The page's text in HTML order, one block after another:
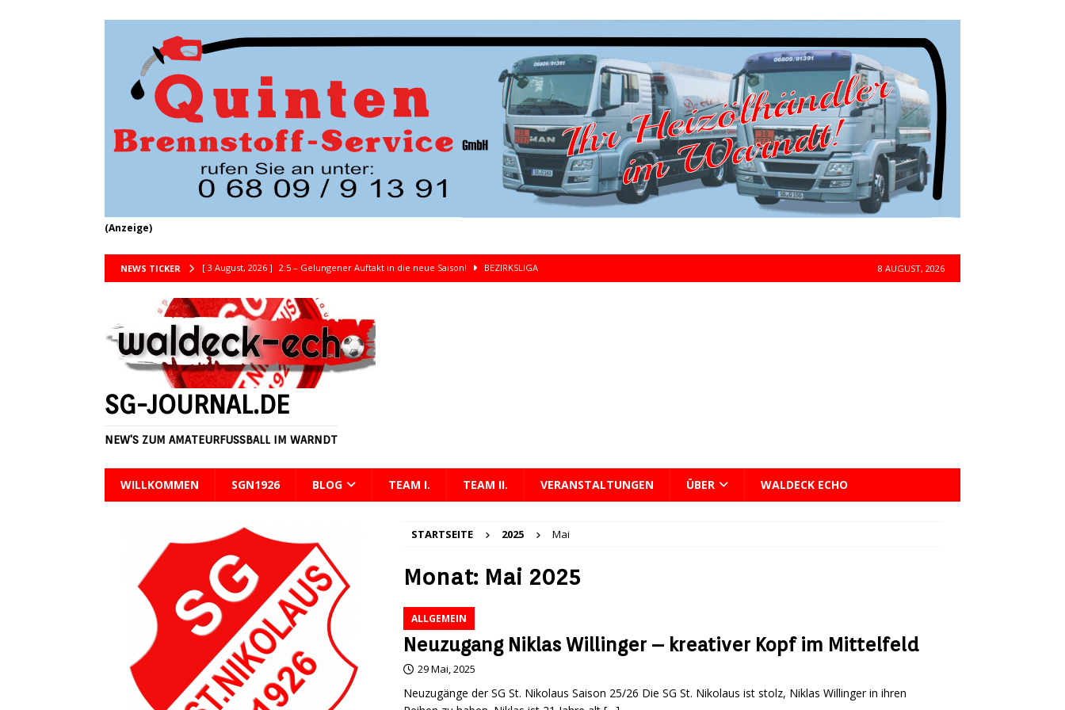
(Anzeige)
NEWS TICKER [ 3 August, 2026 ] 2:5 – Gelungener Auftakt in die neue Saison! BEZIRKSLIGA
[ 13 Juli, 2026 ] SGN siegt im Bezirksliga-Duell gegen St. Arnual
[ 12 Juli, 2026 ] SG St. Nikolaus unterliegt dem SV Felsberg mit 2:3 im Testspiel
[ 6 August, 2026 ] 3:0 – Fehlstart fürs Meisterteam!
8 AUGUST, 2026
SG-JOURNAL.DE
NEW'S ZUM AMATEURFUSSBALL IM WARNDT
WILLKOMMEN SGN1926 BLOG TEAM I. TEAM II. VERANSTALTUNGEN ÜBER WALDECK ECHO
STARTSEITE 2025 Mai
Monat: Mai 2025
ALLGEMEIN
Neuzugang Niklas Willinger – kreativer Kopf im Mittelfeld
29 Mai, 2025
Neuzugänge der SG St. Nikolaus Saison 25/26 Die SG St. Nikolaus ist stolz, Niklas Willinger in ihren